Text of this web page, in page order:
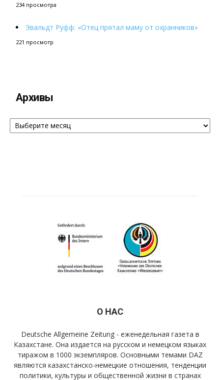
234 просмотра
Эвальдт Руфф: «Отец прятал маму от охранников»
221 просмотр
Архивы
Архивы
О НАС
Deutsche Allgemeine Zeitung - еженедельная газета в
Казахстане. Она издается на русском и немецком языках
тиражом в 1000 экземпляров. Основными темами DAZ
являются казахстанско-немецкие отношения, тенденции
политики, культуры и общественной жизни в странах